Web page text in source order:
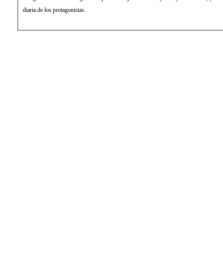
diaria de los protagonistas.